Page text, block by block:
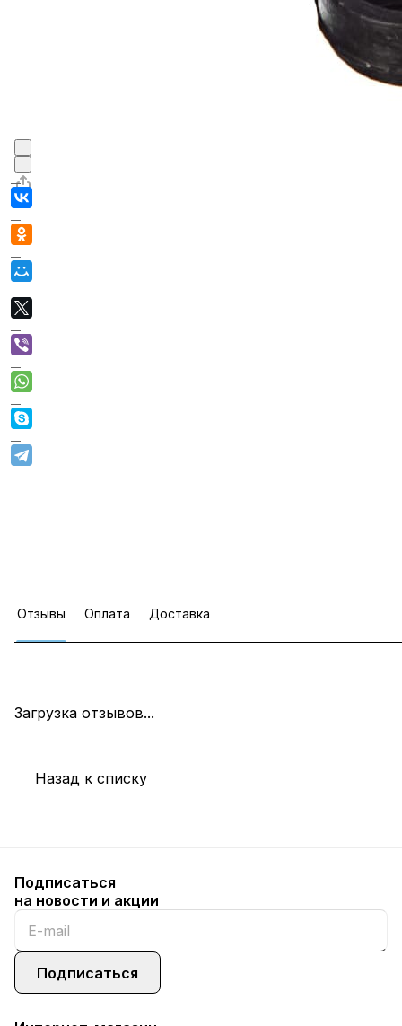
Отзывы Оплата Доставка
Загрузка отзывов...
Назад к списку
Подписаться
на новости и акции
Подписаться